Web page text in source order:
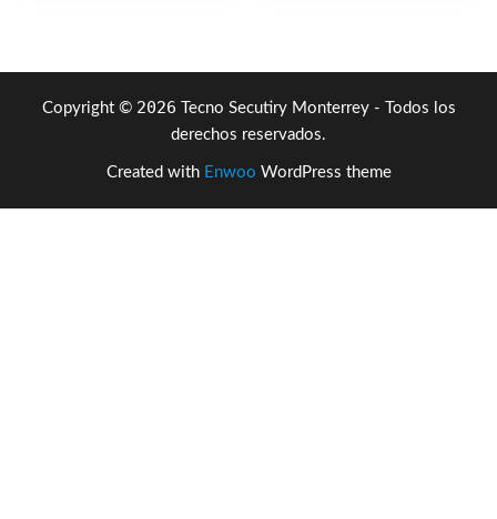
Copyright © 2026 Tecno Secutiry Monterrey - Todos los
derechos reservados.
Created with Enwoo WordPress theme